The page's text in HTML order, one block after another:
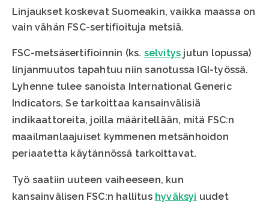
Linjaukset koskevat Suomeakin, vaikka maassa on
vain vähän FSC-sertifioituja metsiä.
FSC-metsäsertifioinnin (ks. selvitys jutun lopussa)
linjanmuutos tapahtuu niin sanotussa IGI-työssä.
Lyhenne tulee sanoista International Generic
Indicators. Se tarkoittaa kansainvälisiä
indikaattoreita, joilla määritellään, mitä FSC:n
maailmanlaajuiset kymmenen metsänhoidon
periaatetta käytännössä tarkoittavat.
Työ saatiin uuteen vaiheeseen, kun
kansainvälisen FSC:n hallitus hyväksyi uudet